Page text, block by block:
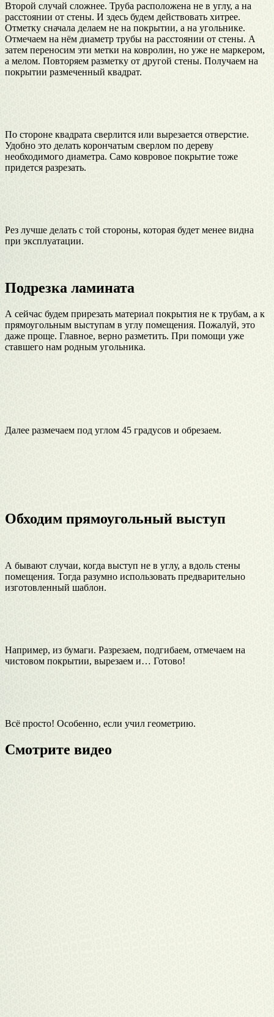
Второй случай сложнее. Труба расположена не в углу, а на
расстоянии от стены. И здесь будем действовать хитрее.
Отметку сначала делаем не на покрытии, а на угольнике.
Отмечаем на нём диаметр трубы на расстоянии от стены. А
затем переносим эти метки на ковролин, но уже не маркером,
а мелом. Повторяем разметку от другой стены. Получаем на
покрытии размеченный квадрат.
По стороне квадрата сверлится или вырезается отверстие.
Удобно это делать корончатым сверлом по дереву
необходимого диаметра. Само ковровое покрытие тоже
придется разрезать.
Рез лучше делать с той стороны, которая будет менее видна
при эксплуатации.
Подрезка ламината
А сейчас будем прирезать материал покрытия не к трубам, а к
прямоугольным выступам в углу помещения. Пожалуй, это
даже проще. Главное, верно разметить. При помощи уже
ставшего нам родным угольника.
Далее размечаем под углом 45 градусов и обрезаем.
Обходим прямоугольный выступ
А бывают случаи, когда выступ не в углу, а вдоль стены
помещения. Тогда разумно использовать предварительно
изготовленный шаблон.
Например, из бумаги. Разрезаем, подгибаем, отмечаем на
чистовом покрытии, вырезаем и… Готово!
Всё просто! Особенно, если учил геометрию.
Смотрите видео